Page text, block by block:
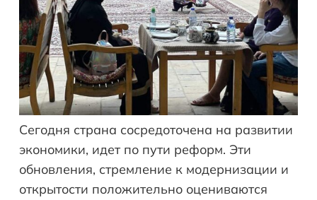
Сегодня страна сосредоточена на развитии
экономики, идет по пути реформ. Эти
обновления, стремление к модернизации и
открытости положительно оцениваются